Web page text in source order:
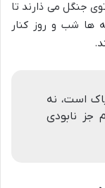
جنگل می ذارند تا
ها شب و روز کنار
است، نه
جز نابودی